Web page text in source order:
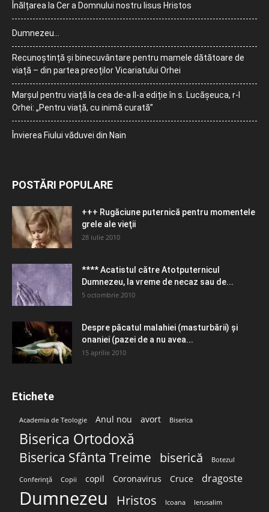
Înălțarea la Cer a Domnului nostru Iisus Hristos
Dumnezeu…
Recunoștință și binecuvântare pentru mamele dătătoare de
viață – din partea preoților Vicariatului Orhei
Marșul pentru viață la cea de-a II-a ediție în s. Lucășeuca, r-l
Orhei: „Pentru viață, cu inimă curată”
Învierea Fiului văduvei din Nain
POSTĂRI POPULARE
+++ Rugăciune puternică pentru momentele
grele ale vieţii
28 iulie 2010
**** Acatistul către Atotputernicul
Dumnezeu, la vreme de necaz sau de...
5 octombrie 2010
Despre păcatul malahiei (masturbării) şi
onaniei (pazei de a nu avea...
15 aprilie 2010
Etichete
Academia de Teologie Anul nou avort Biserica
Biserica Ortodoxă
Biserica Sfânta Treime biserică Botezul
Conferință Copii copil Coronavirus Cruce dragoste
Dumnezeu Hristos Icoana Ierusalim